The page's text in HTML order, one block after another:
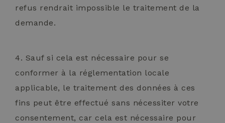
refus rendrait impossible le traitement de la
demande.
4. Sauf si cela est nécessaire pour se
conformer à la réglementation locale
applicable, le traitement des données à ces
fins peut être effectué sans nécessiter votre
consentement, car cela est nécessaire pour